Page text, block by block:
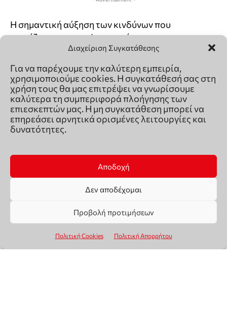
Διαχείριση Συγκατάθεσης
Για να παρέχουμε την καλύτερη εμπειρία,
χρησιμοποιούμε cookies. Η συγκατάθεσή σας στη
χρήση τους θα μας επιτρέψει να γνωρίσουμε
καλύτερα τη συμπεριφορά πλοήγησης των
επιεσκεπτών μας. Η μη συγκατάθεση μπορεί να
επηρεάσει αρνητικά ορισμένες λειτουργίες και
δυνατότητες.
Αποδοχή
Δεν αποδέχομαι
Προβολή προτιμήσεων
Πολιτική Cookies Πολιτική Απορρήτου